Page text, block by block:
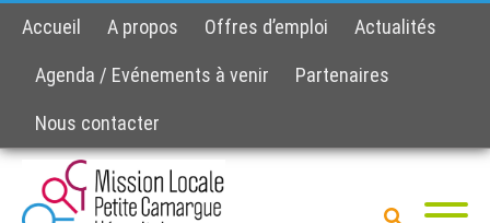
Accueil A propos Offres d’emploi Actualités
Agenda / Evénements à venir Partenaires
Nous contacter